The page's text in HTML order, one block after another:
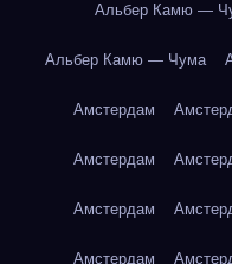
Альбер Камю —
Альбер Камю — Чума
Амстердам
Амстердам
Амстердам
Амстердам